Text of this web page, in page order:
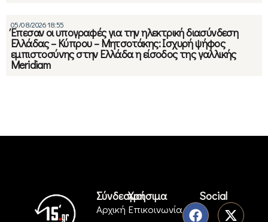
05/08/2026 18:55
Έπεσαν οι υπογραφές για την ηλεκτρική διασύνδεση
Ελλάδας – Κύπρου – Μητσοτάκης: Ισχυρή ψήφος
εμπιστοσύνης στην Ελλάδα η είσοδος της γαλλικής
Meridiam
Σύνδεσμοι
Αρχική
Χρήσιμα
Επικοινωνία
Social